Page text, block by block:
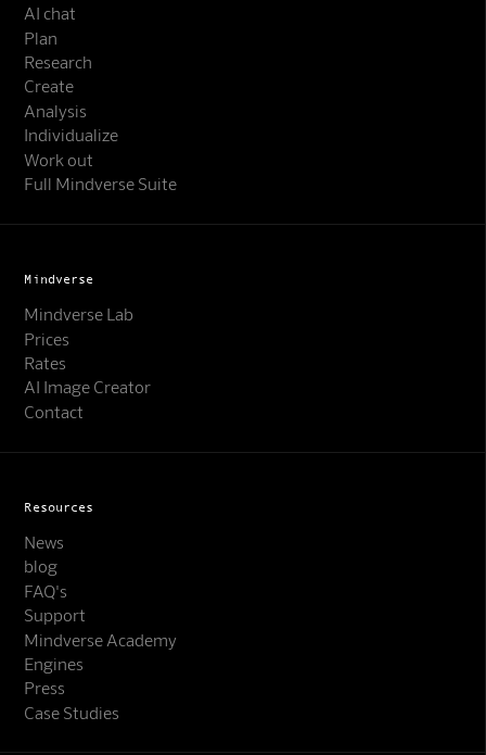
Online · KI-Assistent
AI chat
Plan
Research
Create
Analysis
Individualize
Work out
Full Mindverse Suite
Mindverse
Mindverse Lab
Prices
Rates
AI Image Creator
Contact
Resources
News
blog
FAQ's
Support
Mindverse Academy
Engines
Press
Case Studies